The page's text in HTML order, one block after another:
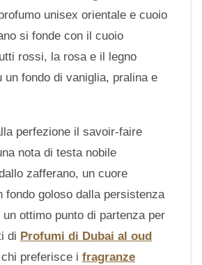
unisex orientale e cuoio
si fonde con il cuoio
rossi, la rosa e il legno
un fondo di vaniglia, pralina e
perfezione il savoir-faire
nota di testa nobile
zafferano, un cuore
fondo goloso dalla persistenza
ottimo punto di partenza per
di Profumi di Dubai al oud
preferisce i fragranze